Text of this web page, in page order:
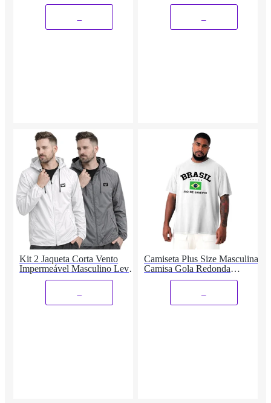
Masculino
e Confortável Estilo Casual
Kit 2 Jaqueta Corta Vento
Impermeável Masculino Leve
e Confortável Estilo Casual
Camiseta Plus Size Masculina
Camisa Gola Redonda
Algodão Seleção